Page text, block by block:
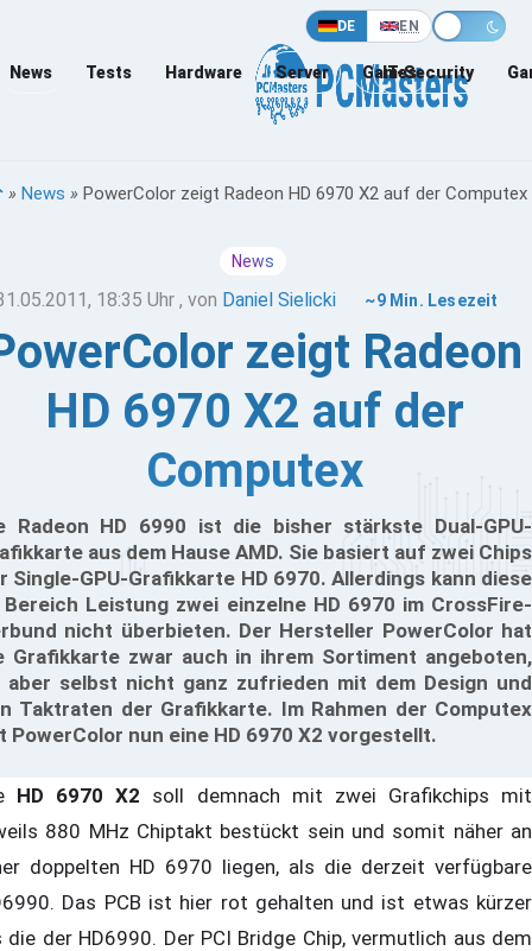
DE EN
News Tests Hardware Server Games
IT-Security
» News » PowerColor zeigt Radeon HD 6970 X2 auf der Computex
News
18:35 Uhr , von Daniel Sielicki ~9 Min. Lesezeit
zeigt Radeon
HD 6970 X2 auf der
Computex
Radeon HD 6990 ist die bisher stärkste Dual-GPU-
aus dem Hause AMD. Sie basiert auf zwei Chips
Single-GPU-Grafikkarte HD 6970. Allerdings kann diese
Bereich Leistung zwei einzelne HD 6970 im CrossFire-
nicht überbieten. Der Hersteller PowerColor hat
Grafikkarte zwar auch in ihrem Sortiment angeboten,
aber selbst nicht ganz zufrieden mit dem Design und
Taktraten der Grafikkarte. Im Rahmen der Computex
PowerColor nun eine HD 6970 X2 vorgestellt.
HD 6970 X2 soll demnach mit zwei Grafikchips mit
880 MHz Chiptakt bestückt sein und somit näher an
doppelten HD 6970 liegen, als die derzeit verfügbare
Das PCB ist hier rot gehalten und ist etwas kürzer
die der HD6990. Der PCI Bridge Chip, vermutlich aus dem